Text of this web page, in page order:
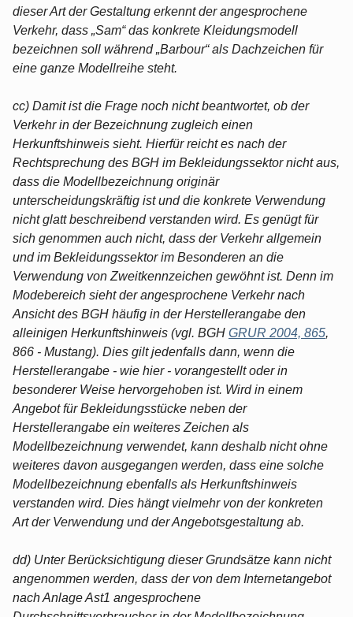
dieser Art der Gestaltung erkennt der angesprochene
Verkehr, dass „Sam“ das konkrete Kleidungsmodell
bezeichnen soll während „Barbour“ als Dachzeichen für
eine ganze Modellreihe steht.
cc) Damit ist die Frage noch nicht beantwortet, ob der
Verkehr in der Bezeichnung zugleich einen
Herkunftshinweis sieht. Hierfür reicht es nach der
Rechtsprechung des BGH im Bekleidungssektor nicht aus,
dass die Modellbezeichnung originär
unterscheidungskräftig ist und die konkrete Verwendung
nicht glatt beschreibend verstanden wird. Es genügt für
sich genommen auch nicht, dass der Verkehr allgemein
und im Bekleidungssektor im Besonderen an die
Verwendung von Zweitkennzeichen gewöhnt ist. Denn im
Modebereich sieht der angesprochene Verkehr nach
Ansicht des BGH häufig in der Herstellerangabe den
alleinigen Herkunftshinweis (vgl. BGH GRUR 2004, 865,
866 - Mustang). Dies gilt jedenfalls dann, wenn die
Herstellerangabe - wie hier - vorangestellt oder in
besonderer Weise hervorgehoben ist. Wird in einem
Angebot für Bekleidungsstücke neben der
Herstellerangabe ein weiteres Zeichen als
Modellbezeichnung verwendet, kann deshalb nicht ohne
weiteres davon ausgegangen werden, dass eine solche
Modellbezeichnung ebenfalls als Herkunftshinweis
verstanden wird. Dies hängt vielmehr von der konkreten
Art der Verwendung und der Angebotsgestaltung ab.
dd) Unter Berücksichtigung dieser Grundsätze kann nicht
angenommen werden, dass der von dem Internetangebot
nach Anlage Ast1 angesprochene